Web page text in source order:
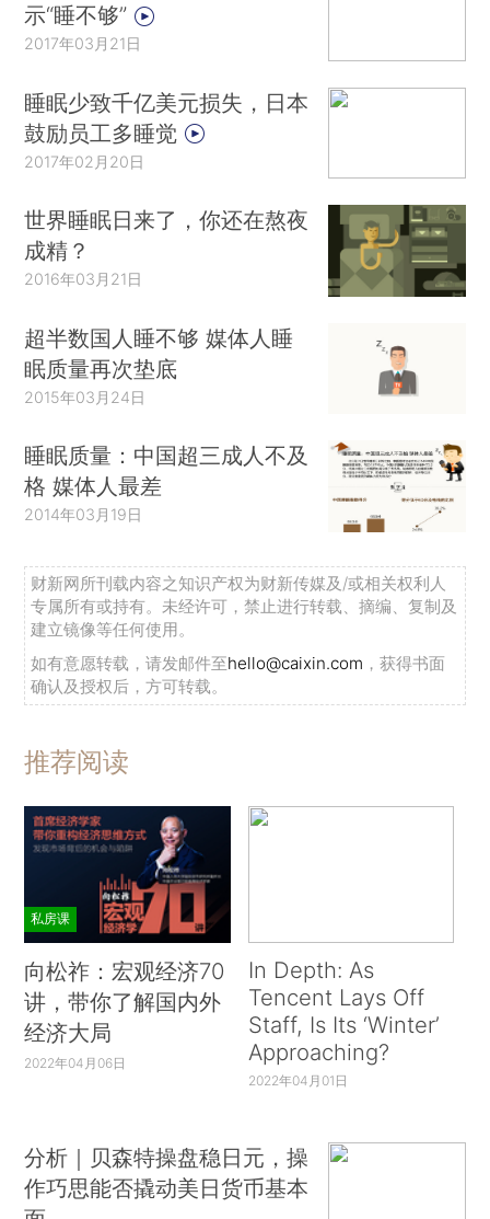
示“睡不够”
2017年03月21日
睡眠少致千亿美元损失，日本
鼓励员工多睡觉
2017年02月20日
世界睡眠日来了，你还在熬夜
成精？
2016年03月21日
超半数国人睡不够 媒体人睡
眠质量再次垫底
2015年03月24日
睡眠质量：中国超三成人不及
格 媒体人最差
2014年03月19日
财新网所刊载内容之知识产权为财新传媒及/或相关权利人
专属所有或持有。未经许可，禁止进行转载、摘编、复制及
建立镜像等任何使用。
如有意愿转载，请发邮件至hello@caixin.com ，获得书面
确认及授权后，方可转载。
推荐阅读
私房课
向松祚：宏观经济70
讲，带你了解国内外
经济大局
2022年04月06日
In Depth: As
Tencent Lays Off
Staff, Is Its ‘Winter’
Approaching?
2022年04月01日
分析｜贝森特操盘稳日元，操
作巧思能否撬动美日货币基本